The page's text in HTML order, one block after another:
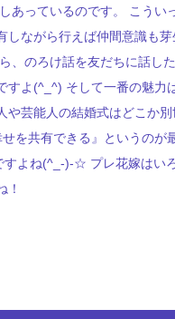
あっているのです。 こうい
ながら行えば仲間意識も
、のろけ話を友だちに話し
よ(^_^) そして一番の魅力
芸能人の結婚式はどこか
を共有できる』というのが
よね(^_-)-☆ プレ花嫁はい
！